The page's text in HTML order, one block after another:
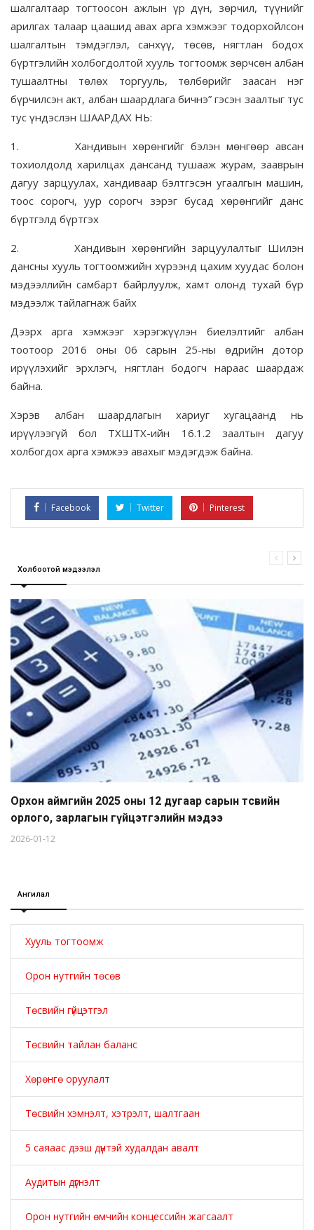
шалгалтаар тогтоосон ажлын үр дүн, зөрчил, түүнийг
арилгах талаар цаашид авах арга хэмжээг тодорхойлсон
шалгалтын тэмдэглэл, санхүү, төсөв, нягтлан бодох
бүртгэлийн холбогдолтой хууль тогтоомж зөрчсөн албан
тушаалтны төлөх торгууль, төлбөрийг заасан нэг
бүрчилсэн акт, албан шаардлага бичнэ” гэсэн заалтыг тус
тус үндэслэн ШААРДАХ НЬ:
1. Хандивын хөрөнгийг бэлэн мөнгөөр авсан
тохиолдолд харилцах дансанд тушааж журам, зааврын
дагуу зарцуулах, хандиваар бэлтгэсэн угаалгын машин,
тоос сорогч, уур сорогч зэрэг бусад хөрөнгийг данс
бүртгэлд бүртгэх
2. Хандивын хөрөнгийн зарцуулалтыг Шилэн
дансны хууль тогтоомжийн хүрээнд цахим хуудас болон
мэдээллийн самбарт байрлуулж, хамт олонд тухай бүр
мэдээлж тайлагнаж байх
Дээрх арга хэмжээг хэрэгжүүлэн биелэлтийг албан
тоотоор 2016 оны 06 сарын 25-ны өдрийн дотор
ирүүлэхийг эрхлэгч, нягтлан бодогч нараас шаардаж
байна.
Хэрэв албан шаардлагын хариуг хугацаанд нь
ирүүлээгүй бол ТХШТХ-ийн 16.1.2 заалтын дагуу
холбогдох арга хэмжээ авахыг мэдэгдэж байна.
Facebook Twitter Pinterest
Холбоотой мэдээлэл
Орхон аймгийн 2025 оны 12 дугаар сарын төсвийн
орлого, зарлагын гүйцэтгэлийн мэдээ
2026-01-12
Ангилал
Хууль тогтоомж
Орон нутгийн төсөв
Төсвийн гүйцэтгэл
Төсвийн тайлан баланс
Хөрөнгө оруулалт
Төсвийн хэмнэлт, хэтрэлт, шалтгаан
5 саяаас дээш дүнтэй худалдан авалт
Аудитын дүгнэлт
Орон нутгийн өмчийн концессийн жагсаалт